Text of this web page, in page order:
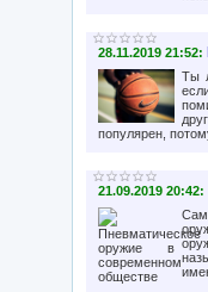
28.11.2019 21:52:
Ты
популярен,
21.09.2019 20:42: